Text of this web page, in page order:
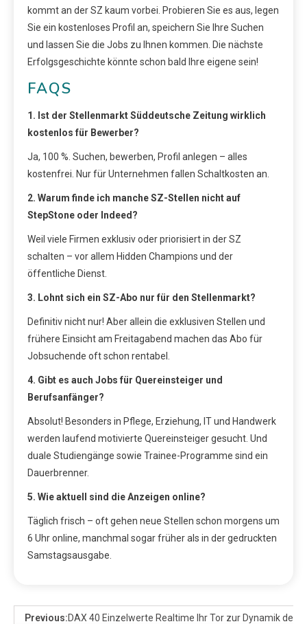
kommt an der SZ kaum vorbei. Probieren Sie es aus, legen
Sie ein kostenloses Profil an, speichern Sie Ihre Suchen
und lassen Sie die Jobs zu Ihnen kommen. Die nächste
Erfolgsgeschichte könnte schon bald Ihre eigene sein!
FAQS
1. Ist der Stellenmarkt Süddeutsche Zeitung wirklich
kostenlos für Bewerber?
Ja, 100 %. Suchen, bewerben, Profil anlegen – alles
kostenfrei. Nur für Unternehmen fallen Schaltkosten an.
2. Warum finde ich manche SZ-Stellen nicht auf
StepStone oder Indeed?
Weil viele Firmen exklusiv oder priorisiert in der SZ
schalten – vor allem Hidden Champions und der
öffentliche Dienst.
3. Lohnt sich ein SZ-Abo nur für den Stellenmarkt?
Definitiv nicht nur! Aber allein die exklusiven Stellen und
frühere Einsicht am Freitagabend machen das Abo für
Jobsuchende oft schon rentabel.
4. Gibt es auch Jobs für Quereinsteiger und
Berufsanfänger?
Absolut! Besonders in Pflege, Erziehung, IT und Handwerk
werden laufend motivierte Quereinsteiger gesucht. Und
duale Studiengänge sowie Trainee-Programme sind ein
Dauerbrenner.
5. Wie aktuell sind die Anzeigen online?
Täglich frisch – oft gehen neue Stellen schon morgens um
6 Uhr online, manchmal sogar früher als in der gedruckten
Samstagsausgabe.
Previous:DAX 40 Einzelwerte Realtime Ihr Tor zur Dynamik des